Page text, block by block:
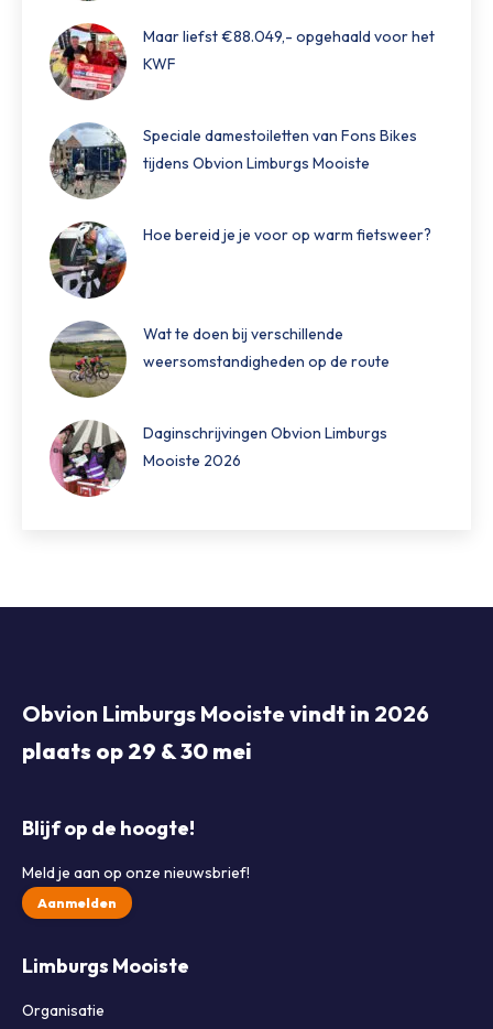
Maar liefst €88.049,- opgehaald voor het
KWF
Speciale damestoiletten van Fons Bikes
tijdens Obvion Limburgs Mooiste
Hoe bereid je je voor op warm fietsweer?
Wat te doen bij verschillende
weersomstandigheden op de route
Daginschrijvingen Obvion Limburgs
Mooiste 2026
Obvion Limburgs Mooiste vindt in 2026
plaats op 29 & 30 mei
Blijf op de hoogte!
Meld je aan op onze nieuwsbrief!
Aanmelden
Limburgs Mooiste
Organisatie